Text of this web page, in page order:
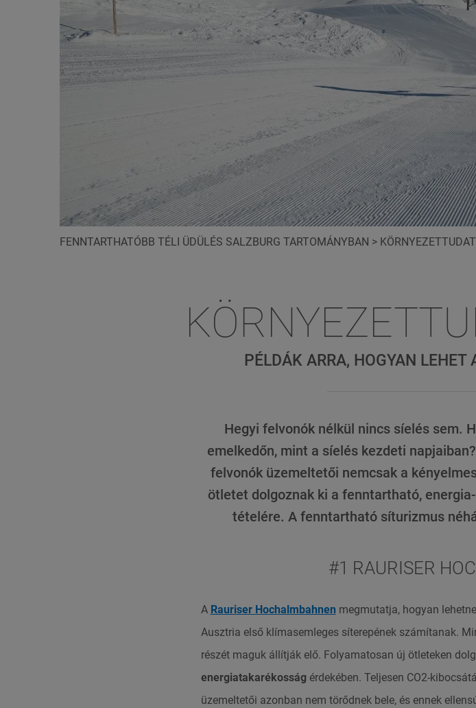
FENNTARTHATÓBB TÉLI ÜDÜLÉS SALZBURG TARTOMÁNYBAN >
PÉLDÁK ARRA, HOGYAN
Hegyi felvonók nélkül nincs síelés sem.
emelkedőn, mint a síelés kezdeti
felvonók üzemeltetői nemcsak a
ötletet dolgoznak ki a fenntartható,
tételére. A fenntartható síturizmus
#1 RAURISER
A Rauriser Hochalmbahnen megmutatja, hogyan
Ausztria első klímasemleges síterepének számítanak.
részét maguk állítják elő. Folyamatosan új ötleteken
energiatakarékosság érdekében. Teljesen CO2-
üzemeltetői azonban nem törődnek bele, és ennek